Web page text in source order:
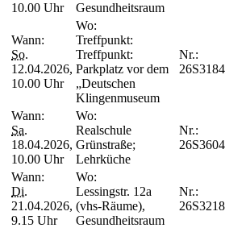
10.00 Uhr Gesundheitsraum
Wann:
So.
12.04.2026,
10.00 Uhr
Wo:
Treffpunkt:
Treffpunkt:
Parkplatz vor dem
„Deutschen
Klingenmuseum
Nr.:
Wann:
Sa.
18.04.2026,
10.00 Uhr
Wo:
Realschule
Grünstraße;
Lehrküche
Nr.:
Wann:
Di.
21.04.2026,
9.15 Uhr
Wo:
Lessingstr. 12a
(vhs-Räume),
Gesundheitsraum
Nr.:
26S3218